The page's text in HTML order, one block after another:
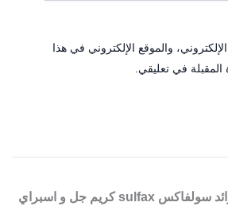
والموقع الإلكتروني في هذا
المقبلة في تعليقي.
8 أفكار عن “سعر و فوائد سولفاكس sulfax كريم جل و اسبراي